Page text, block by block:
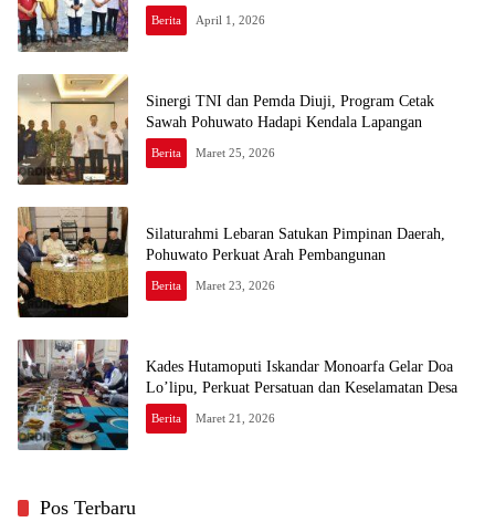
Berita April 1, 2026
Sinergi TNI dan Pemda Diuji, Program Cetak
Sawah Pohuwato Hadapi Kendala Lapangan
Berita Maret 25, 2026
Silaturahmi Lebaran Satukan Pimpinan Daerah,
Pohuwato Perkuat Arah Pembangunan
Berita Maret 23, 2026
Kades Hutamoputi Iskandar Monoarfa Gelar Doa
Lo’lipu, Perkuat Persatuan dan Keselamatan Desa
Berita Maret 21, 2026
Pos Terbaru